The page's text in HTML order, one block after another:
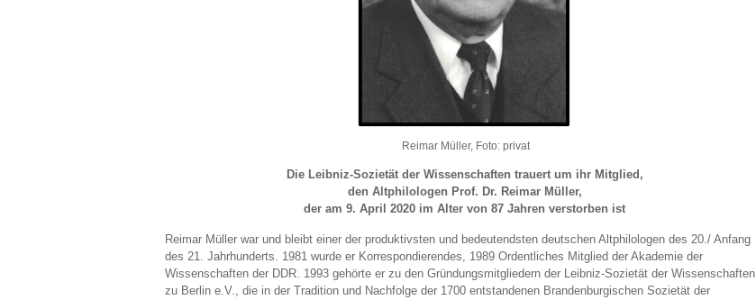
Reimar Müller, Foto: privat
Die Leibniz-Sozietät der Wissenschaften trauert um ihr Mitglied,
den Altphilologen Prof. Dr. Reimar Müller,
der am 9. April 2020 im Alter von 87 Jahren verstorben ist
Reimar Müller war und bleibt einer der produktivsten und bedeutendsten deutschen Altphilologen des 20./ Anfang
des 21. Jahrhunderts. 1981 wurde er Korrespondierendes, 1989 Ordentliches Mitglied der Akademie der
Wissenschaften der DDR. 1993 gehörte er zu den Gründungsmitgliedern der Leibniz-Sozietät der Wissenschaften
zu Berlin e.V., die in der Tradition und Nachfolge der 1700 entstandenen Brandenburgischen Sozietät der